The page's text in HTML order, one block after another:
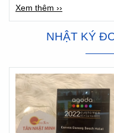
Xem thêm ››
NHẬT KÝ